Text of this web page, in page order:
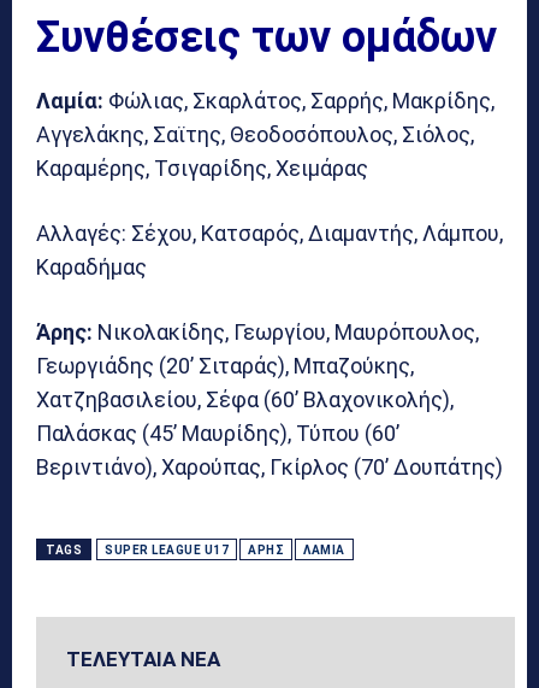
Συνθέσεις των ομάδων
Λαμία: Φώλιας, Σκαρλάτος, Σαρρής, Μακρίδης,
Αγγελάκης, Σαϊτης, Θεοδοσόπουλος, Σιόλος,
Καραμέρης, Τσιγαρίδης, Χειμάρας
Αλλαγές: Σέχου, Κατσαρός, Διαμαντής, Λάμπου,
Καραδήμας
Άρης: Νικολακίδης, Γεωργίου, Μαυρόπουλος,
Γεωργιάδης (20’ Σιταράς), Μπαζούκης,
Χατζηβασιλείου, Σέφα (60’ Βλαχονικολής),
Παλάσκας (45’ Μαυρίδης), Τύπου (60’
Βεριντιάνο), Χαρούπας, Γκίρλος (70’ Δουπάτης)
TAGS SUPER LEAGUE U17 ΆΡΗΣ ΛΑΜΊΑ
ΤΕΛΕΥΤΑΙΑ ΝΕΑ